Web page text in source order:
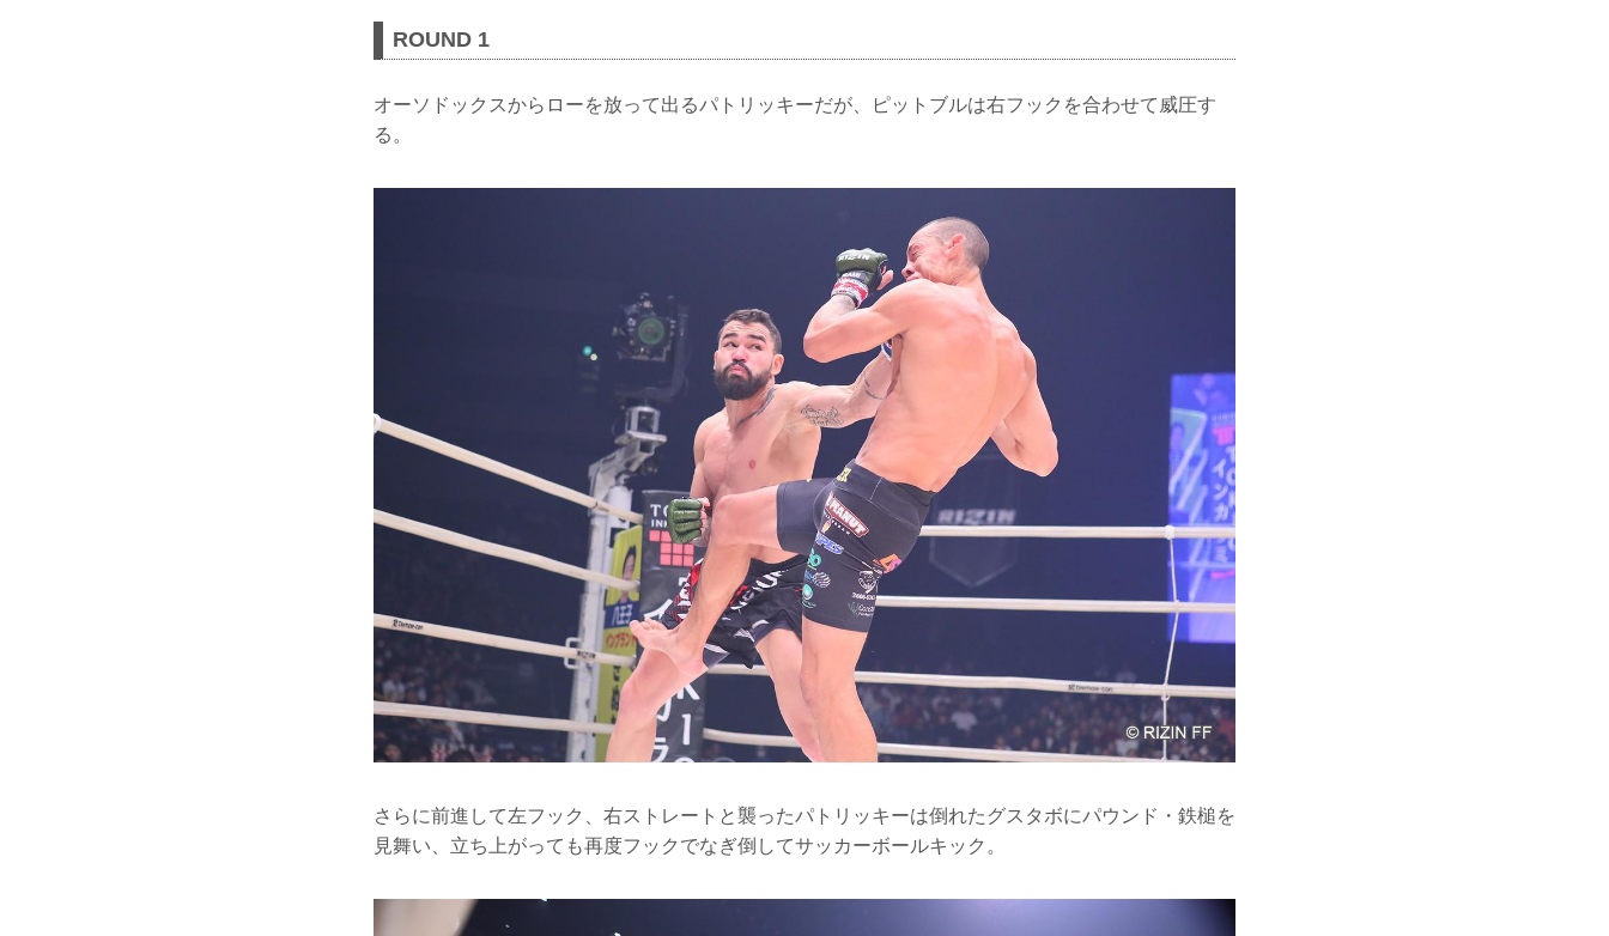
ROUND 1
オーソドックスからローを放って出るパトリッキーだが、ピットブルは右フックを合わせて威圧す
る。
さらに前進して左フック、右ストレートと襲ったパトリッキーは倒れたグスタボにパウンド・鉄槌を
見舞い、立ち上がっても再度フックでなぎ倒してサッカーボールキック。